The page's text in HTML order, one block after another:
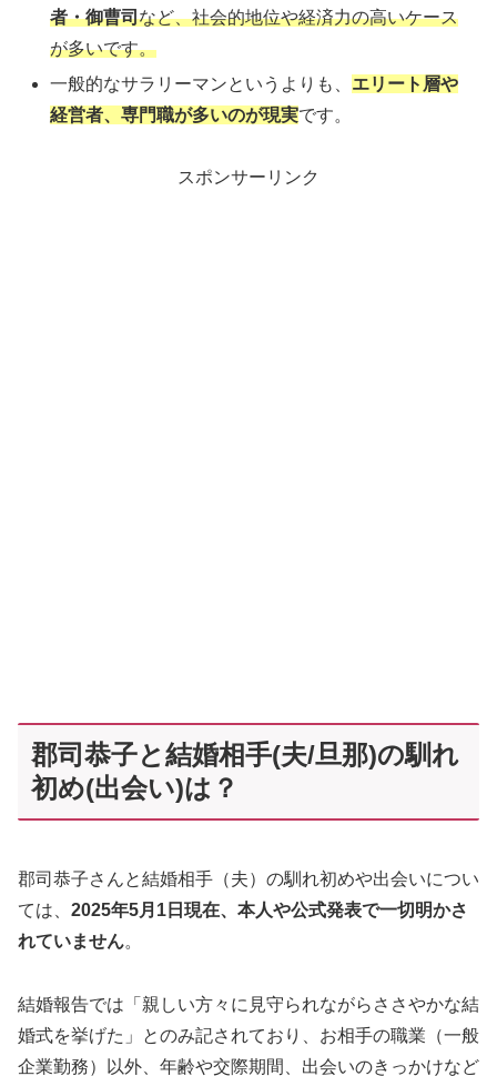
者・御曹司など、社会的地位や経済力の高いケース
が多いです。
一般的なサラリーマンというよりも、 エリート層や
経営者、専門職が多いのが現実です。
スポンサーリンク
郡司恭子と結婚相手(夫/旦那)の馴れ
初め(出会い)は？
郡司恭子さんと結婚相手（夫）の馴れ初めや出会いについ
ては、 2025年5月1日現在、本人や公式発表で一切明かさ
れていません。
結婚報告では「親しい方々に見守られながらささやかな結
婚式を挙げた」とのみ記されており、お相手の職業（一般
企業勤務）以外、年齢や交際期間、出会いのきっかけなど